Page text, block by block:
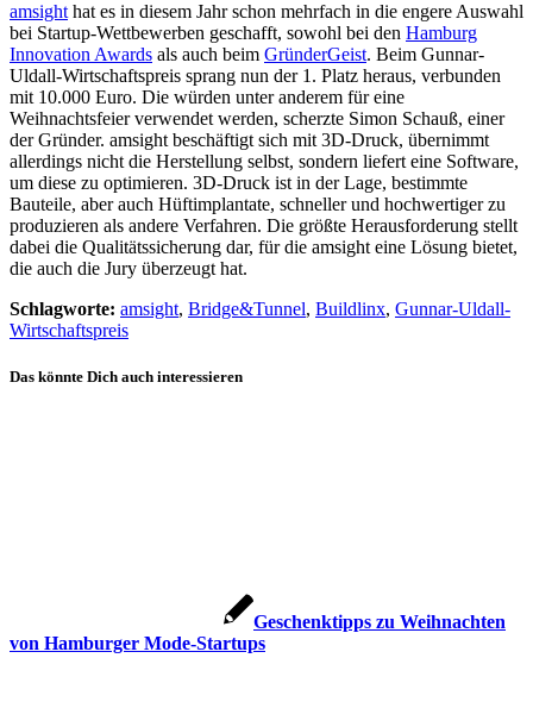
amsight hat es in diesem Jahr schon mehrfach in die engere Auswahl
bei Startup-Wettbewerben geschafft, sowohl bei den Hamburg
Innovation Awards als auch beim GründerGeist. Beim Gunnar-
Uldall-Wirtschaftspreis sprang nun der 1. Platz heraus, verbunden
mit 10.000 Euro. Die würden unter anderem für eine
Weihnachtsfeier verwendet werden, scherzte Simon Schauß, einer
der Gründer. amsight beschäftigt sich mit 3D-Druck, übernimmt
allerdings nicht die Herstellung selbst, sondern liefert eine Software,
um diese zu optimieren. 3D-Druck ist in der Lage, bestimmte
Bauteile, aber auch Hüftimplantate, schneller und hochwertiger zu
produzieren als andere Verfahren. Die größte Herausforderung stellt
dabei die Qualitätssicherung dar, für die amsight eine Lösung bietet,
die auch die Jury überzeugt hat.
Schlagworte: amsight, Bridge&Tunnel, Buildlinx, Gunnar-Uldall-
Wirtschaftspreis
Das könnte Dich auch interessieren
Geschenktipps zu Weihnachten
von Hamburger Mode-Startups